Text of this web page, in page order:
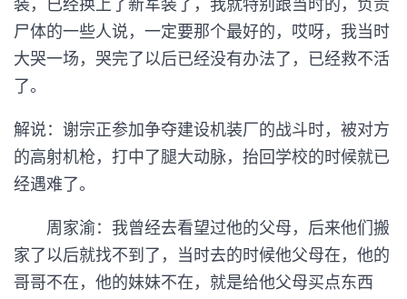
装，已经换上了新军装了，我就特别跟当时的，负责
尸体的一些人说，一定要那个最好的，哎呀，我当时
大哭一场，哭完了以后已经没有办法了，已经救不活
了。
解说：谢宗正参加争夺建设机装厂的战斗时，被对方
的高射机枪，打中了腿大动脉，抬回学校的时候就已
经遇难了。
周家渝：我曾经去看望过他的父母，后来他们搬
家了以后就找不到了，当时去的时候他父母在，他的
哥哥不在，他的妹妹不在，就是给他父母买点东西